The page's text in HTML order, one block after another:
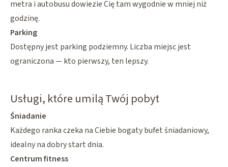
metra i autobusu dowiezie Cię tam wygodnie w mniej niż
godzinę.
Parking
Dostępny jest parking podziemny. Liczba miejsc jest
ograniczona — kto pierwszy, ten lepszy.
Usługi, które umilą Twój pobyt
Śniadanie
Każdego ranka czeka na Ciebie bogaty bufet śniadaniowy,
idealny na dobry start dnia.
Centrum fitness